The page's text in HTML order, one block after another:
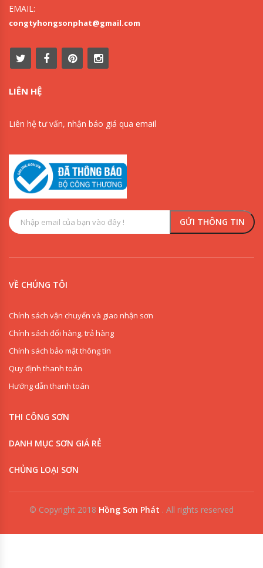
EMAIL:
congtyhongsonphat@gmail.com
LIÊN HỆ
Liên hệ tư vấn, nhận báo giá qua email
VỀ CHÚNG TÔI
Chính sách vận chuyển và giao nhận sơn
Chính sách đổi hàng, trả hàng
Chính sách bảo mật thông tin
Quy định thanh toán
Hướng dẫn thanh toán
THI CÔNG SƠN
DANH MỤC SƠN GIÁ RẺ
CHỦNG LOẠI SƠN
© Copyright 2018 Hồng Sơn Phát . All rights reserved